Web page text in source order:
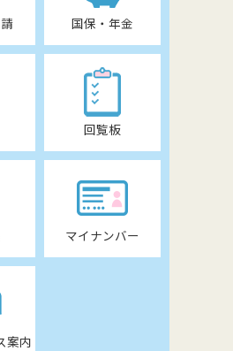
国保・年金
回覧板
マイナンバー
案内